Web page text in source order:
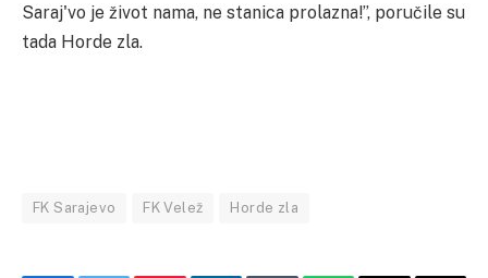
Saraj'vo je život nama, ne stanica prolazna!”, poručile su
tada Horde zla.
FK Sarajevo FK Velež Horde zla